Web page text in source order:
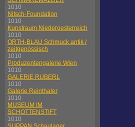
1010
Nitsch-Foundation
1010
Kunstraum Niederoesterreich
1010
ORTH-BLAU Schmuck antik /
zeitgenössisch
1010
Produzentengalerie Wien
1010
GALERIE RUBERL
1010
Galerie Reinthaler
1010
MUSEUM IM
SCHOTTENSTIFT
1010